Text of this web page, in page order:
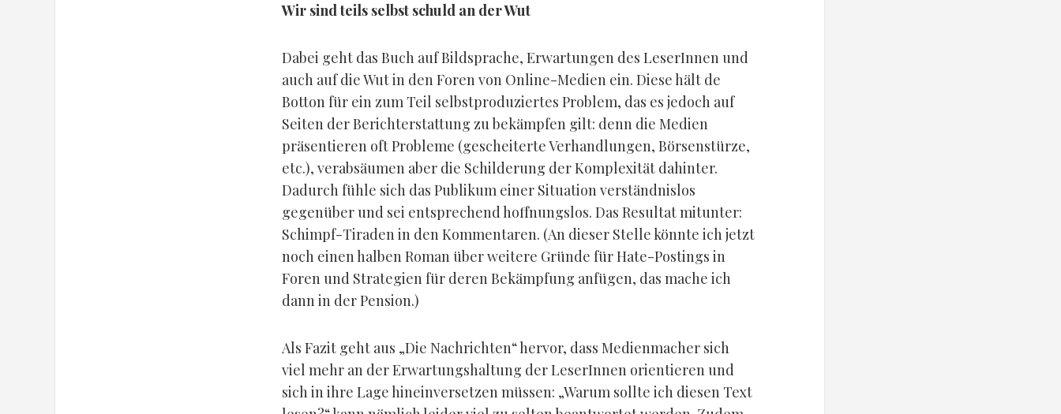
Wir sind teils selbst schuld an der Wut
Dabei geht das Buch auf Bildsprache, Erwartungen des LeserInnen und
auch auf die Wut in den Foren von Online-Medien ein. Diese hält de
Botton für ein zum Teil selbstproduziertes Problem, das es jedoch auf
Seiten der Berichterstattung zu bekämpfen gilt: denn die Medien
präsentieren oft Probleme (gescheiterte Verhandlungen, Börsenstürze,
etc.), verabsäumen aber die Schilderung der Komplexität dahinter.
Dadurch fühle sich das Publikum einer Situation verständnislos
gegenüber und sei entsprechend hoffnungslos. Das Resultat mitunter:
Schimpf-Tiraden in den Kommentaren. (An dieser Stelle könnte ich jetzt
noch einen halben Roman über weitere Gründe für Hate-Postings in
Foren und Strategien für deren Bekämpfung anfügen, das mache ich
dann in der Pension.)
Als Fazit geht aus „Die Nachrichten“ hervor, dass Medienmacher sich
viel mehr an der Erwartungshaltung der LeserInnen orientieren und
sich in ihre Lage hineinversetzen müssen: „Warum sollte ich diesen Text